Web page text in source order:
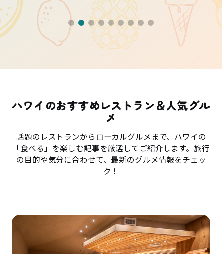
ハワイのおすすめレストラン＆人気グル
メ
話題のレストランからローカルグルメまで、ハワイの
「食べる」を楽しむ記事を厳選してご紹介します。旅行
の目的や気分に合わせて、最新のグルメ情報をチェッ
ク！